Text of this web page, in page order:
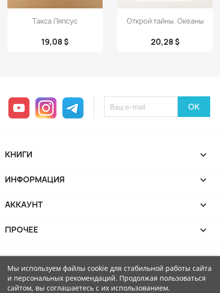
Просмотр
Такса Ляпсус
19,08 $
Просмотр
Открой тайны. Океаны
20,28 $
YouTube InstagramTelegram
КНИГИ 
ИНФОРМАЦИЯ 
АККАУНТ 
ПРОЧЕЕ 
Мы используем файлы cookie для стабильной работы сайта
и персональных рекомендаций. Продолжая пользоваться
сайтом, вы соглашаетесь с их использованием.